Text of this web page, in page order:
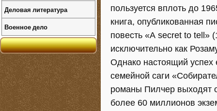
пользуется вплоть до
книга, опубликованная
повесть «А secret to tell»
исключительно как
Однако настоящий
семейной саги
романы Пилчер выходят
более 60 миллионов
Деловая литература
Военное дело